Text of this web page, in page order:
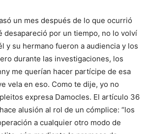
un mes después de lo que ocurrió
desapareció por un tiempo, no lo volví
y su hermano fueron a audiencia y los
durante las investigaciones, los
me querían hacer partícipe de esa
vela en eso. Como te dije, yo no
expresa Damocles. El artículo 36
alusión al rol de un cómplice: “los
a cualquier otro modo de